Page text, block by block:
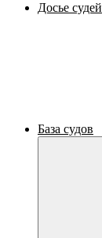
Досье судей
База судов